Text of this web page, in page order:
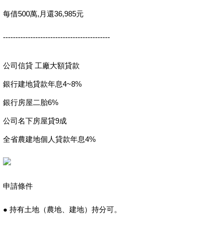
每借500萬,月還36,985元
-------------------------------------------
公司信貸 工廠大額貸款
銀行建地貸款年息4~8%
銀行房屋二胎6%
公司名下房屋貸9成
全省農建地個人貸款年息4%
申請條件
● 持有土地（農地、建地）持分可。